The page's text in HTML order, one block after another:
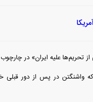
از تحریم‌ها علیه ایران» در
واشنگتن در پس از دور قبلی